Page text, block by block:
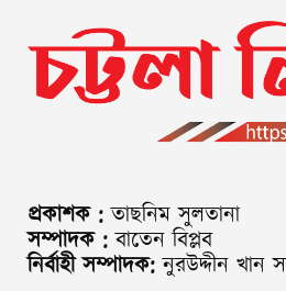
প্রকাশক : তাছনিম সুলতানা
সম্পাদক : বাতেন বিপ্লব
নির্বাহী সম্পাদক: নুরউদ্দীন খান